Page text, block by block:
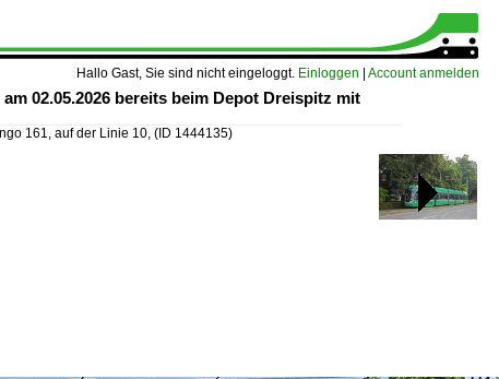
Hallo Gast, Sie sind nicht eingeloggt. Einloggen Account anmelden
02.05.2026 bereits beim Depot Dreispitz mit
161, auf der Linie 10, (ID 1444135)